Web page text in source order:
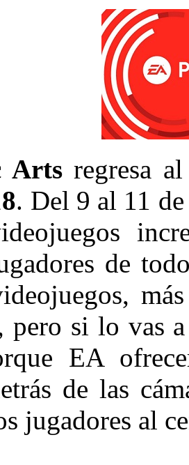
Artsregresa
. Del 9 al 11
de
pero si lo vas
EA
de las
jugadores al